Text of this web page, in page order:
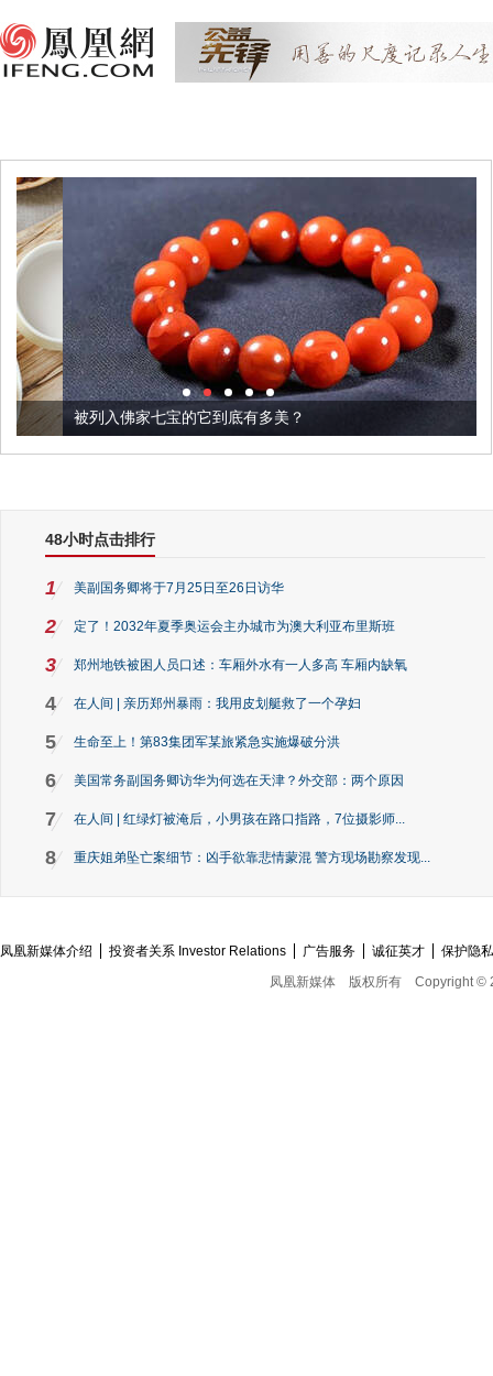
被列入佛家七宝的它到底有多美？
48小时点击排行
1 美副国务卿将于7月25日至26日访华
2 定了！2032年夏季奥运会主办城市为澳大利亚布里斯班
3 郑州地铁被困人员口述：车厢外水有一人多高 车厢内缺氧
4 在人间 | 亲历郑州暴雨：我用皮划艇救了一个孕妇
5 生命至上！第83集团军某旅紧急实施爆破分洪
6 美国常务副国务卿访华为何选在天津？外交部：两个原因
7 在人间 | 红绿灯被淹后，小男孩在路口指路，7位摄影师...
8 重庆姐弟坠亡案细节：凶手欲靠悲情蒙混 警方现场勘察发现...
凤凰新媒体介绍 投资者关系 Investor Relations 广告服务 诚征英才
保护隐
凤凰新媒体
版权所有 Copyright ©